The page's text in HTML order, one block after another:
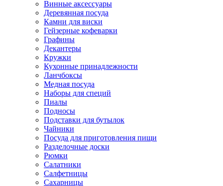
Винные аксессуары
Деревянная посуда
Камни для виски
Гейзерные кофеварки
Графины
Декантеры
Кружки
Кухонные принадлежности
Ланчбоксы
Медная посуда
Наборы для специй
Пиалы
Подносы
Подставки для бутылок
Чайники
Посуда для приготовления пищи
Разделочные доски
Рюмки
Салатники
Салфетницы
Сахарницы